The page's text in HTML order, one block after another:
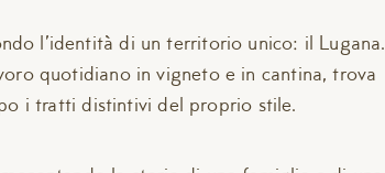
l’identità di un territorio unico: il Lugana.
quotidiano in vigneto e in cantina, trova
i tratti distintivi del proprio stile.